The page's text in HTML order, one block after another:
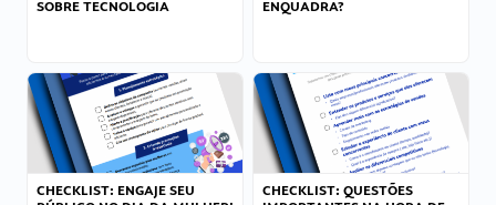
SOBRE TECNOLOGIA
ENQUADRA?
CHECKLIST: ENGAJE SEU
CHECKLIST: QUESTÕES